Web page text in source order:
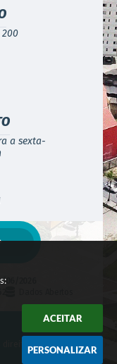
ACEITAR
PERSONALIZAR
200
a sexta-
06/2026
reservados -